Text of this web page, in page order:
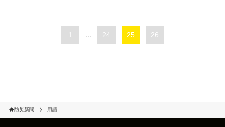
1 ... 24 25 26
防災新聞 用語